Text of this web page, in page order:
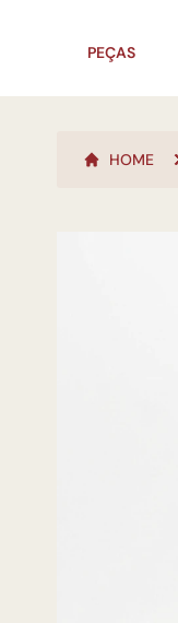
PEÇAS
HOME